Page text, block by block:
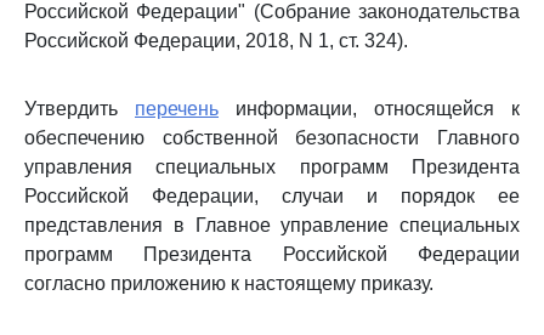
Российской Федерации" (Собрание законодательства
Российской Федерации, 2018, N 1, ст. 324).
Утвердить перечень информации, относящейся к
обеспечению собственной безопасности Главного
управления специальных программ Президента
Российской Федерации, случаи и порядок ее
представления в Главное управление специальных
программ Президента Российской Федерации
согласно приложению к настоящему приказу.